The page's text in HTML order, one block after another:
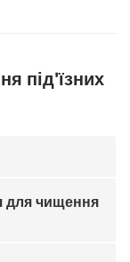
під'їзних
для чищення